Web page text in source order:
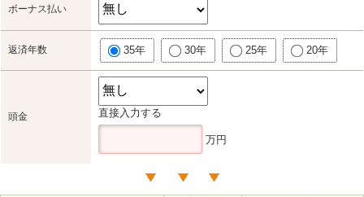
ボーナス払い
返済年数 35年 30年 25年 20年
頭金 直接入力する
万円